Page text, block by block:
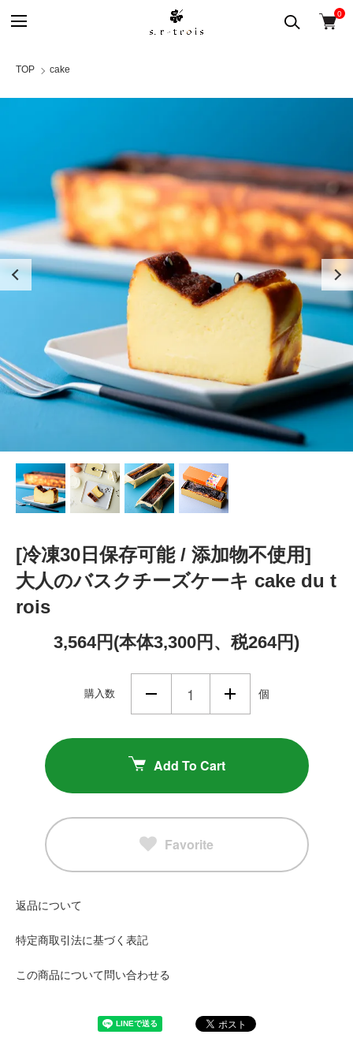
0
TOP cake
[冷凍30日保存可能 / 添加物不使用]
大人のバスクチーズケーキ cake du t
rois
3,564円(本体3,300円、税264円)
購入数 個
Add To Cart
Favorite
返品について
特定商取引法に基づく表記
この商品について問い合わせる